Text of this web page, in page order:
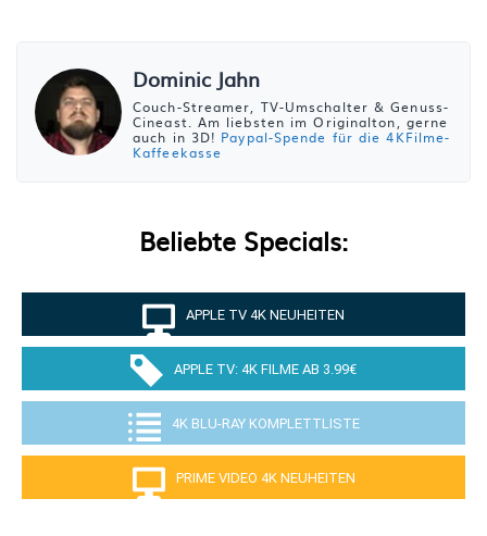
Dominic Jahn
Couch-Streamer, TV-Umschalter & Genuss-
Cineast. Am liebsten im Originalton, gerne
auch in 3D! Paypal-Spende für die 4KFilme-
Kaffeekasse
Beliebte Specials:
APPLE TV 4K NEUHEITEN
APPLE TV: 4K FILME AB 3.99€
4K BLU-RAY KOMPLETTLISTE
PRIME VIDEO 4K NEUHEITEN